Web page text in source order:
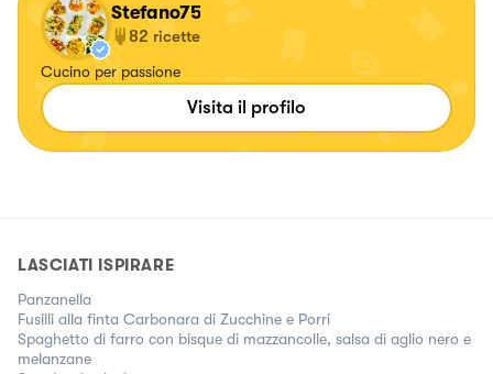
Stefano75
82 ricette
Cucino per passione
Visita il profilo
LASCIATI ISPIRARE
Panzanella
Fusilli alla finta Carbonara di Zucchine e Porri
Spaghetto di farro con bisque di mazzancolle, salsa di aglio nero e
melanzane